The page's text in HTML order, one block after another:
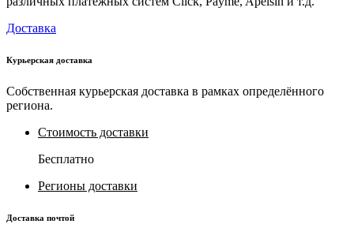
Доставка
Курьерская доставка
Собственная курьерская доставка в рамках определённого
региона.
Стоимость доставки
Бесплатно
Регионы доставки
Доставка почтой